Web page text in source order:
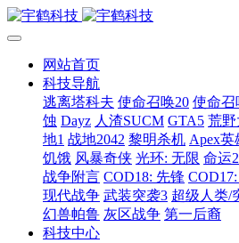
网站首页
科技导航
逃离塔科夫 使命召唤20 使命召
蚀 Dayz 人渣SUCM GTA5 荒野
地1 战地2042 黎明杀机 Apex英
饥饿 风暴奇侠 光环: 无限 命运2
战争附言 COD18: 先锋
现代战争 武装突袭3 超级人类/
幻兽帕鲁 灰区战争 第一后裔
科技中心